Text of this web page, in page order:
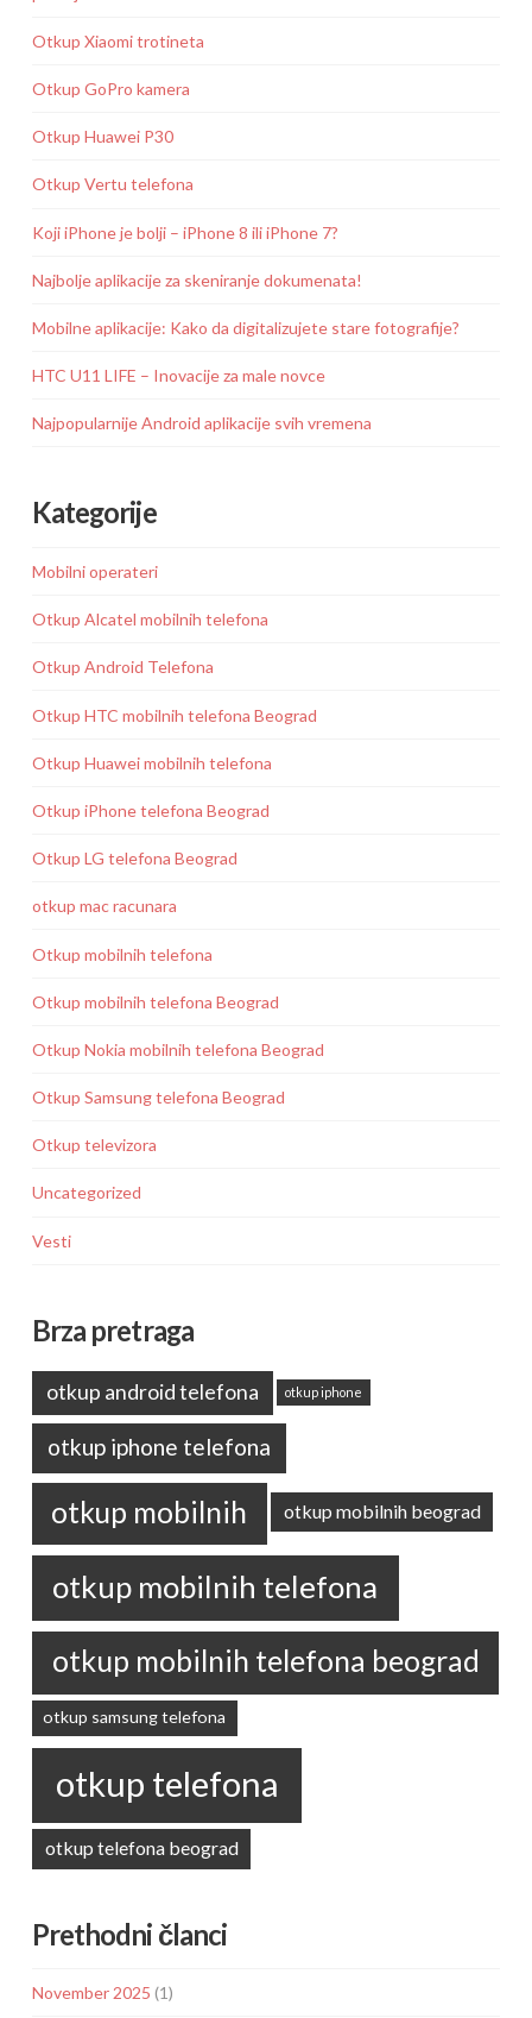
Otkup Xiaomi trotineta
Otkup GoPro kamera
Otkup Huawei P30
Otkup Vertu telefona
Koji iPhone je bolji – iPhone 8 ili iPhone 7?
Najbolje aplikacije za skeniranje dokumenata!
Mobilne aplikacije: Kako da digitalizujete stare fotografije?
HTC U11 LIFE – Inovacije za male novce
Najpopularnije Android aplikacije svih vremena
Kategorije
Mobilni operateri
Otkup Alcatel mobilnih telefona
Otkup Android Telefona
Otkup HTC mobilnih telefona Beograd
Otkup Huawei mobilnih telefona
Otkup iPhone telefona Beograd
Otkup LG telefona Beograd
otkup mac racunara
Otkup mobilnih telefona
Otkup mobilnih telefona Beograd
Otkup Nokia mobilnih telefona Beograd
Otkup Samsung telefona Beograd
Otkup televizora
Uncategorized
Vesti
Brza pretraga
otkup android telefona otkup iphone
otkup iphone telefona
otkup mobilnih otkup mobilnih beograd
otkup mobilnih telefona
otkup mobilnih telefona beograd
otkup samsung telefona
otkup telefona
otkup telefona beograd
Prethodni članci
November 2025 (1)